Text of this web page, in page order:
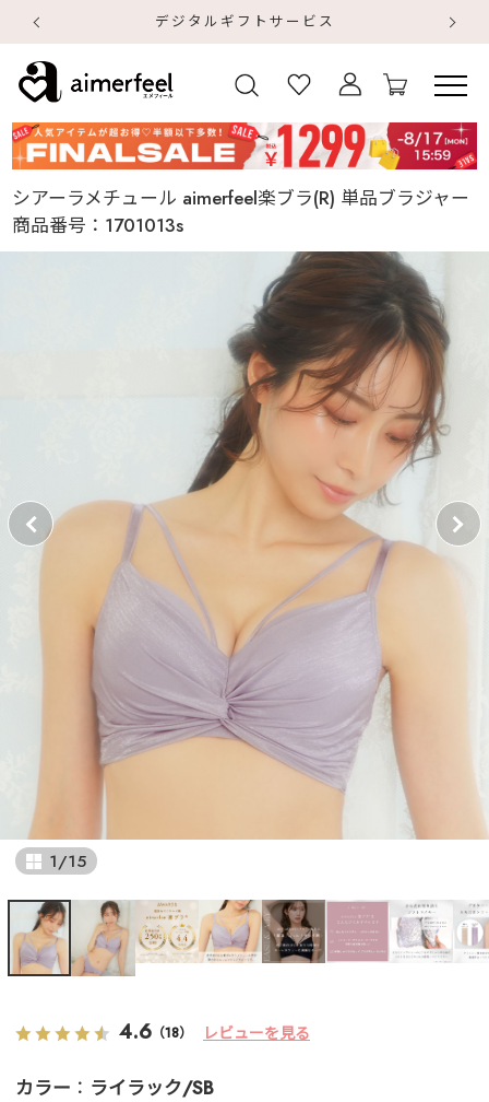
デジタルギフトサービス
シアーラメチュール aimerfeel楽ブラ(R) 単品ブラジャー
商品番号： 1701013s
1/15
4.6 （18） レビューを見る
カラー ライラック/SB